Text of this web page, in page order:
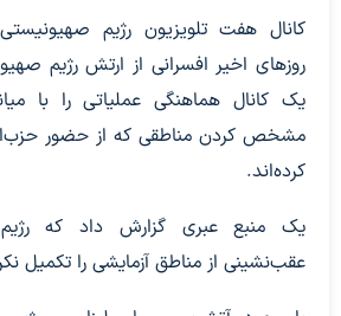
کانال هفت تلویزیون رژیم
روزهای اخیر افسرانی از ارتش رژیم
یک کانال هماهنگی عملیاتی را با
مشخص کردن مناطقی که از حضور
کرده‌اند.
یک منبع عبری گزارش داد که
عقب‌نشینی از مناطق آزمایشی را تکمیل